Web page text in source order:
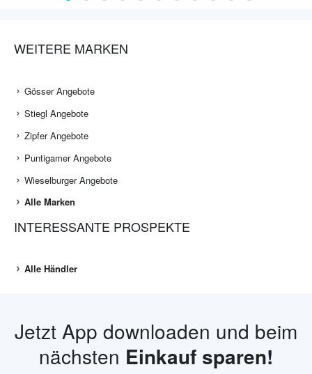
WEITERE MARKEN
Gösser Angebote
Stiegl Angebote
Zipfer Angebote
Puntigamer Angebote
Wieselburger Angebote
Alle Marken
INTERESSANTE PROSPEKTE
Alle Händler
Jetzt App downloaden und beim
nächsten Einkauf sparen!